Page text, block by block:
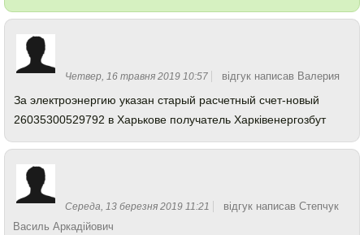
Четвер, 16 травня 2019 10:57 відгук написав Валерия
За электроэнергию указан старый расчетный счет-новый
26035300529792 в Харькове получатель Харкiвенергозбут
Середа, 13 березня 2019 11:21
відгук написав Степчук
Василь Аркадійович